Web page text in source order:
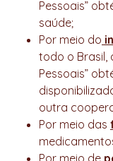
Pessoais”
saúde;
Por meio do
todo o Brasil,
Pessoais”
outra
Por meio das
Por meio de